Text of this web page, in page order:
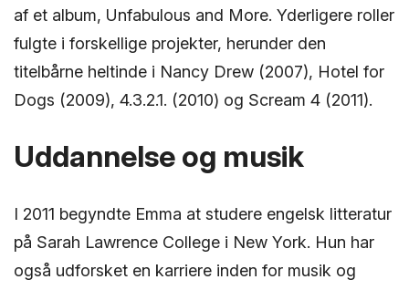
af et album, Unfabulous and More. Yderligere roller
fulgte i forskellige projekter, herunder den
titelbårne heltinde i Nancy Drew (2007), Hotel for
Dogs (2009), 4.3.2.1. (2010) og Scream 4 (2011).
Uddannelse og musik
I 2011 begyndte Emma at studere engelsk litteratur
på Sarah Lawrence College i New York. Hun har
også udforsket en karriere inden for musik og